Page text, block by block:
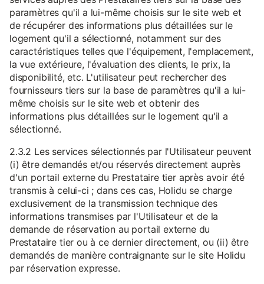
paramètres qu'il a lui-même choisis sur le site web et
de récupérer des informations plus détaillées sur le
logement qu'il a sélectionné, notamment sur des
caractéristiques telles que l'équipement, l'emplacement,
la vue extérieure, l'évaluation des clients, le prix, la
disponibilité, etc. L'utilisateur peut rechercher des
fournisseurs tiers sur la base de paramètres qu'il a lui-
même choisis sur le site web et obtenir des
informations plus détaillées sur le logement qu'il a
sélectionné.
2.3.2 Les services sélectionnés par l'Utilisateur peuvent
(i) être demandés et/ou réservés directement auprès
d'un portail externe du Prestataire tier après avoir été
transmis à celui-ci ; dans ces cas, Holidu se charge
exclusivement de la transmission technique des
informations transmises par l'Utilisateur et de la
demande de réservation au portail externe du
Prestataire tier ou à ce dernier directement, ou (ii) être
demandés de manière contraignante sur le site Holidu
par réservation expresse.